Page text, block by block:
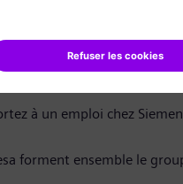
à un emploi chez
forment ensemble le